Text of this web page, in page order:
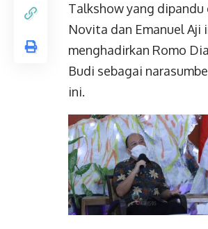
Talkshow yang dipandu
Novita dan Emanuel Aji
menghadirkan Romo
Budi sebagai
ini.